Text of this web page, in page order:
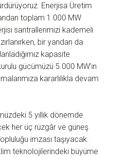
Enerjisa Üretim
toplam 1.000 MW
santrallerimizi kademeli
bir yandan da
kapasite
gücümüzü 5.000 MW’ın
kararlılıkla devam
5 yıllık dönemde
her üç rüzgâr ve güneş
imzası taşıyacak.
teknolojilerindeki büyüme